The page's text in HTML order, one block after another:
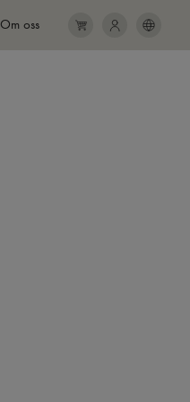
Show submenu for
Om oss